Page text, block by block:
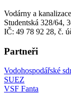
Vodárny a
Studentská 328/64,
IČ: 49 78 92 28, č.
Partneři
Vodohospodářské
SUEZ
VSF Fanta